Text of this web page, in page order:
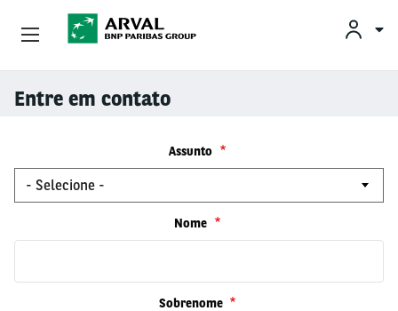
Pular para o conteúdo principal
Entre em contato
Assunto
Nome
Sobrenome
Conheça A Arval